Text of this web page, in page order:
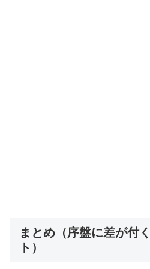
まとめ（序盤に差が付
ト）